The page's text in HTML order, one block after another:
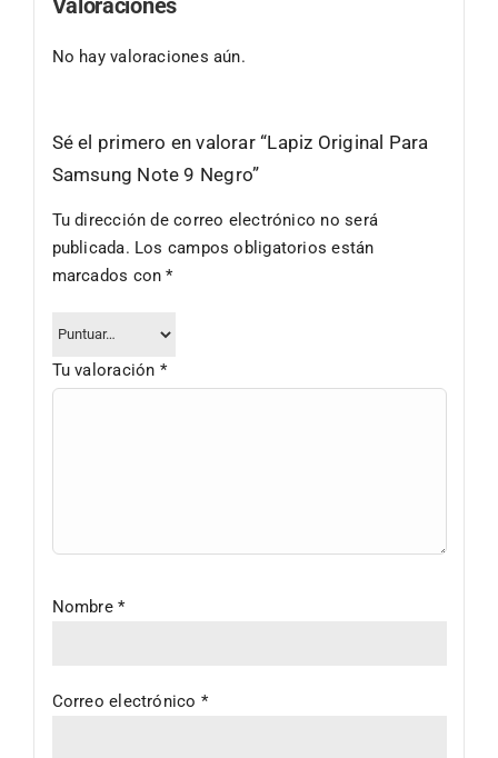
Valoraciones
No hay valoraciones aún.
Sé el primero en valorar “Lapiz Original Para
Samsung Note 9 Negro”
Tu dirección de correo electrónico no será
publicada. Los campos obligatorios están
marcados con*
Tu valoración *
Nombre*
Correo electrónico *